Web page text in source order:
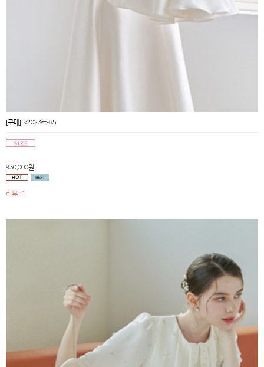
[구매]lk2023sf-85
930,000원
리뷰 : 1